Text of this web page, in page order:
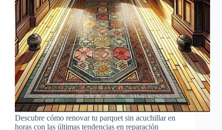
Descubre cómo renovar tu parquet sin acuchillar en
horas con las últimas tendencias en reparación